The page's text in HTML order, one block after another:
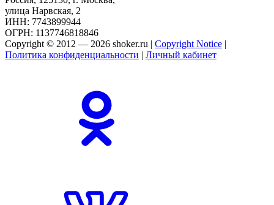
улица Нарвская, 2
ИНН: 7743899944
ОГРН: 1137746818846
Copyright © 2012 — 2026 shoker.ru | Copyright Notice |
Политика конфиденциальности | Личный кабинет